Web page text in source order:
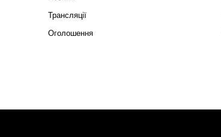
Трансляції
Оголошення